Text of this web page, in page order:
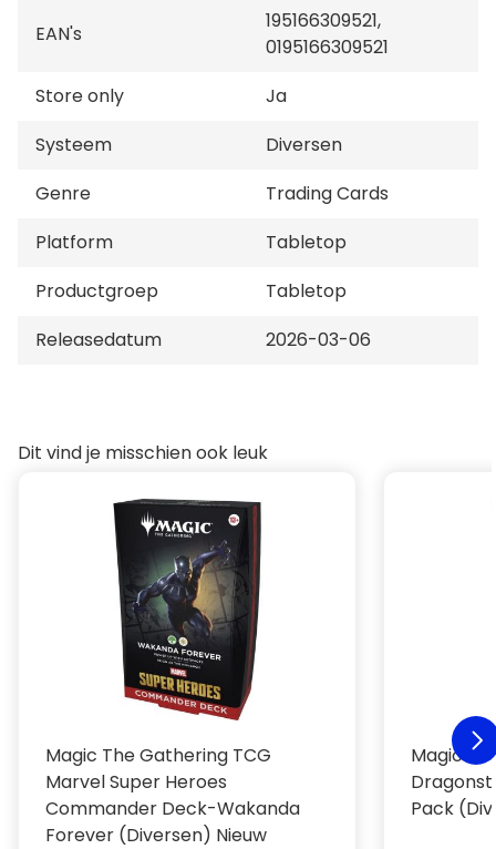
EAN's
195166309521,
0195166309521
Store only
Ja
Systeem
Diversen
Genre
Trading Cards
Platform
Tabletop
Productgroep
Tabletop
Releasedatum
2026-03-06
Dit vind je misschien ook leuk
Magic The Gathering TCG
Marvel Super Heroes
Commander Deck-Wakanda
Forever (Diversen) Nieuw
Magic
Pack